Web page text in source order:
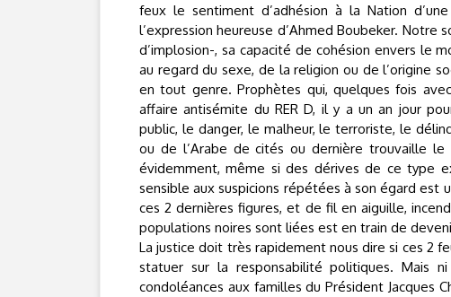
feux le sentiment d’adhésion à la Nation
l’expression heureuse d’Ahmed Boubeker.
d’implosion-, sa capacité de cohésion envers le
au regard du sexe, de la religion ou de l’origine
en tout genre. Prophètes qui, quelques fois
affaire antisémite du RER D, il y a un an jour
public, le danger, le malheur, le terroriste, le
ou de l’Arabe de cités ou dernière trouvaille
évidemment, même si des dérives de ce type
sensible aux suspicions répétées à son égard
ces 2 dernières figures, et de fil en aiguille,
populations noires sont liées est en train de
La justice doit très rapidement nous dire si ces 2
statuer sur la responsabilité politiques. Mais
condoléances aux familles du Président Jacques